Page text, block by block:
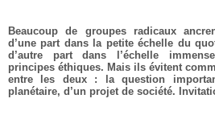
Beaucoup de groupes radicaux
d’une part dans la petite échelle du
d’autre part dans l’échelle
principes éthiques. Mais ils évitent
entre les deux : la question
planétaire, d’un projet de société.